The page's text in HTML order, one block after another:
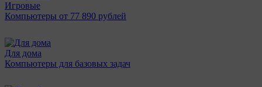
Игровые
Компьютеры от 77 890 рублей
Для дома
Компьютеры для базовых задач